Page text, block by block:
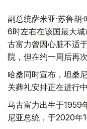
副总统萨米亚·苏鲁胡
6时左右在该国最大
古富力曾因心脏不适
院，但在约一周后再
哈桑同时宣布，坦桑
关葬礼安排正在进行中
马古富力出生于1959
尼亚总统，于2020年